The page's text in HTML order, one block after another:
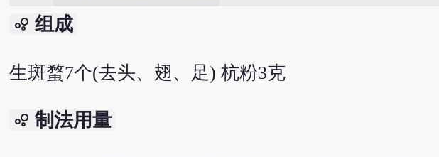
bubble_chart 组成
生斑蝥7个(去头、翅、足) 杭粉3克
bubble_chart 制法用量